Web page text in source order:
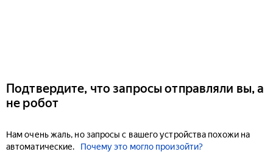
Подтвердите, что запросы отправляли вы, а
не робот
Нам очень жаль, но запросы с вашего устройства похожи на
автоматические.
Почему это могло произойти?